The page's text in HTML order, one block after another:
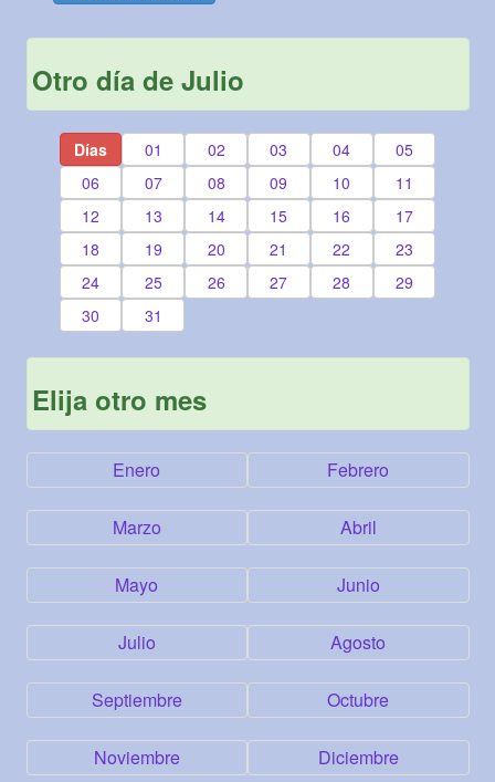
Otro día de Julio
Días 01 02 03 04
05
06
07 08 09 10
11
12
13 14 15 16
17
18
19 20 21 22
23
24
25 26 27 28
29
30
31
Elija otro mes
Enero Febrero
Marzo Abril
Mayo Junio
Julio Agosto
Septiembre Octubre
Noviembre Diciembre